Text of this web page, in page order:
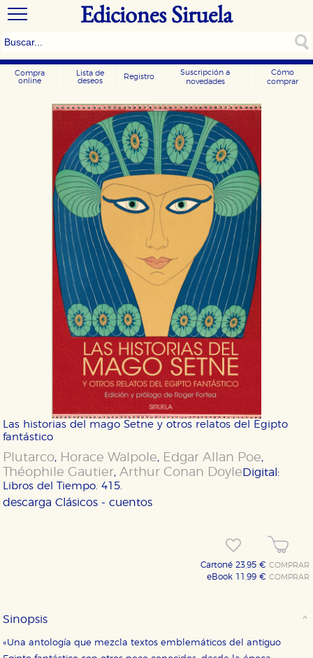
Ediciones Siruela
Compra
online
Lista de
deseos
Registro
Suscripción a
novedades
Cómo
comprar
Las historias del mago Setne y otros relatos del Egipto
fantástico
Plutarco, Horace Walpole, Edgar Allan Poe,
Théophile Gautier,Arthur Conan Doyle
Libros del Tiempo. 415.
Digital:
descargaClásicos - cuentos
Cartoné 23,95 €COMPRAR
eBook 11,99 €COMPRAR
Sinopsis
«Una antología que mezcla textos emblemáticos del antiguo